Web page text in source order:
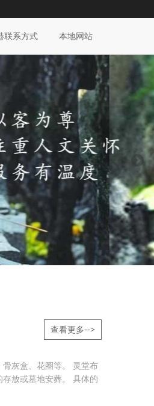
联系方式 本地网站
灰盒、花圈等。 灵堂布
放或墓地安葬。 具体的
查看更多-->